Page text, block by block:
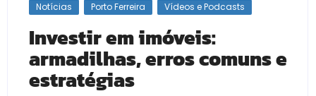
Notícias Porto Ferreira Vídeos e Podcasts
Investir em imóveis:
armadilhas, erros comuns e
estratégias